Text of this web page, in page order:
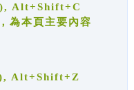
Alt+Shift+C
為本頁主要內容
Alt+Shift+Z